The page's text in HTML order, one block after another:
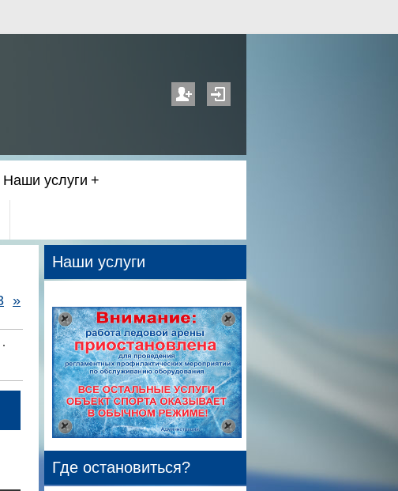
Наши услуги
»
·
Наши услуги
Где остановиться?